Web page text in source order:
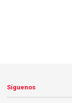
Síguenos